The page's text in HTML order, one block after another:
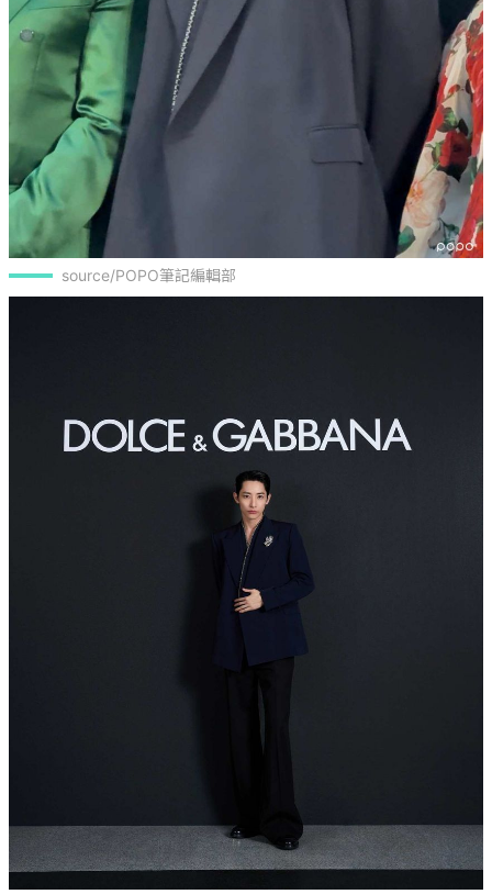
source/POPO筆記編輯部